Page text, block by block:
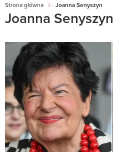
Strona główna Joanna Senyszyn
Joanna Senyszyn